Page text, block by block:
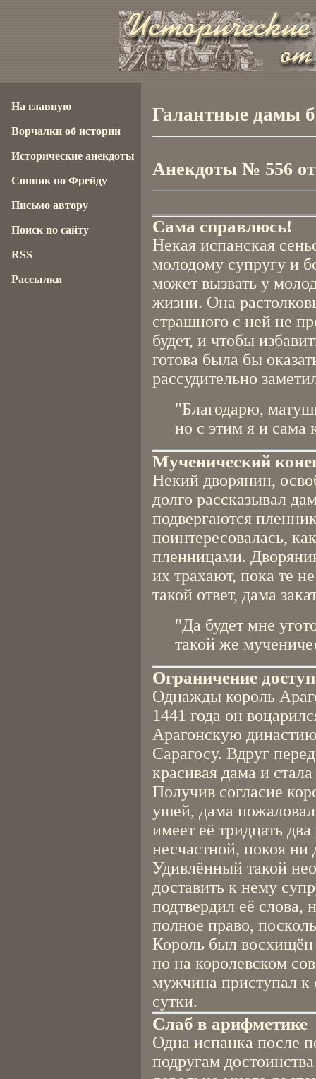
Галантные дамы
Анекдоты № 556 от
Сама справлюсь!
Некая испанская
молодому супругу и
может вызвать у
жизни. Она
страшного с ней не
будет, и чтобы
готова была бы
рассудительно
"Благодарю,
но с этим я и сама
Мученический
Некий дворянин,
долго рассказывал
подвергаются
поинтересовалась,
пленницами.
их трахают, пока те
такой ответ, дама
"Да будет мне
такой же
Ограничение
Однажды король
1441 года он
Арагонскую
Сарагосу. Вдруг
красивая дама и
Получив согласие
ушей, дама
имеет её тридцать
несчастной, покоя
Удивлённый такой
доставить к нему
подтвердил её слова,
полное право,
Король был
но на королевском
мужчина приступал к
сутки.
Слаб в арифметике
Одна испанка после
подругам
На главную
Ворчалки об истории
Исторические анекдоты
Сонник по Фрейду
Письмо автору
Поиск по сайту
RSS
Рассылки